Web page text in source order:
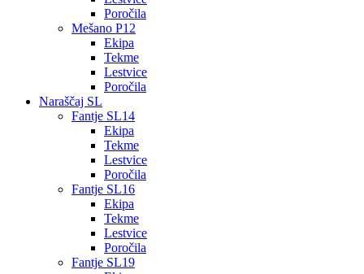
Poročila
Mešano P12
Ekipa
Tekme
Lestvice
Poročila
Naraščaj SL
Fantje SL14
Ekipa
Tekme
Lestvice
Poročila
Fantje SL16
Ekipa
Tekme
Lestvice
Poročila
Fantje SL19